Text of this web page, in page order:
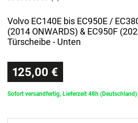
Volvo EC140E bis EC950E /
(2014 ONWARDS) & EC950F
Türscheibe - Unten
125,00 €
Sofort versandfertig, Lieferzeit 48h (Deutschland)